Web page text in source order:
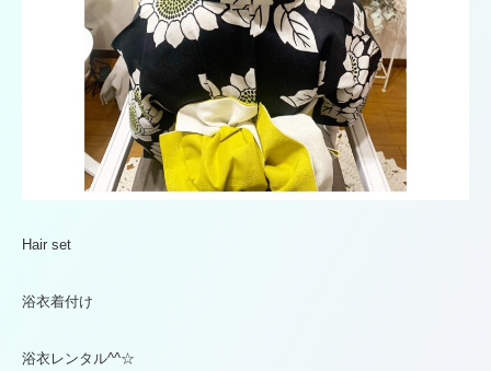
Hair set
浴衣着付け
浴衣レンタル^^☆